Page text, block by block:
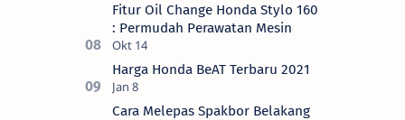
Fitur Oil Change Honda Stylo 160
: Permudah Perawatan Mesin
Harga Honda BeAT Terbaru 2021
Cara Melepas Spakbor Belakang